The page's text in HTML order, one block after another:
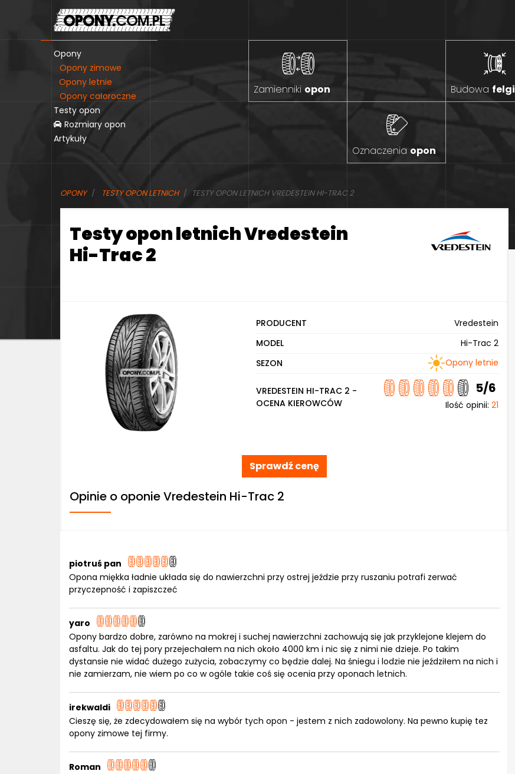
Opony
Opony zimowe
Opony letnie
Opony całoroczne
Testy opon
Rozmiary opon
Artykuły
Zamienniki opon Budowa felgi
Oznaczenia opon
OPONY TESTY OPON LETNICH TESTY OPON LETNICH VREDESTEIN HI-TRAC 2
Testy opon letnich Vredestein
Hi-Trac 2
PRODUCENT
Vredestein
MODEL
Hi-Trac 2
SEZON
Opony letnie
VREDESTEIN HI-TRAC 2 -
OCENA KIEROWCÓW
5/6
Ilość opinii: 21
Sprawdź cenę
Opinie o oponie Vredestein Hi-Trac 2
piotruś pan
Opona miękka ładnie układa się do nawierzchni przy ostrej jeździe przy ruszaniu potrafi zerwać
przyczepność i zapiszczeć
yaro
Opony bardzo dobre, zarówno na mokrej i suchej nawierzchni zachowują się jak przyklejone klejem do
asfaltu. Jak do tej pory przejechałem na nich około 4000 km i nic się z nimi nie dzieje. Po takim
dystansie nie widać dużego zużycia, zobaczymy co będzie dalej. Na śniegu i lodzie nie jeździłem na nich i
nie zamierzam, nie wiem po co w ogóle takie coś się ocenia przy oponach letnich.
irekwaldi
Cieszę się, że zdecydowałem się na wybór tych opon - jestem z nich zadowolony. Na pewno kupię tez
opony zimowe tej firmy.
Roman